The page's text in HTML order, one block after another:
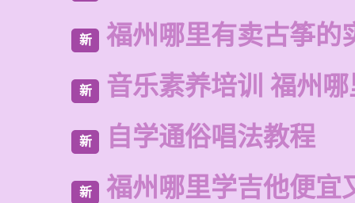
新 福州哪里有卖古筝的
新 音乐素养培训 福州
新 自学通俗唱法教程
新 福州哪里学吉他便宜